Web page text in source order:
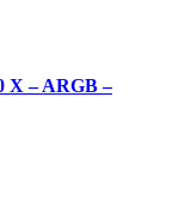
X – ARGB –